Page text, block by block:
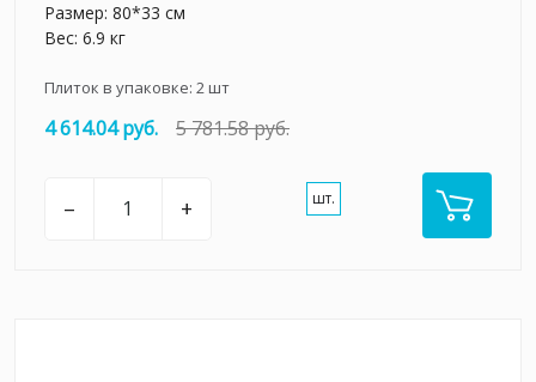
Размер: 80*33 см
Вес: 6.9 кг
Плиток в упаковке: 2шт
4 614.04 руб. 5 781.58 руб.
– + шт.